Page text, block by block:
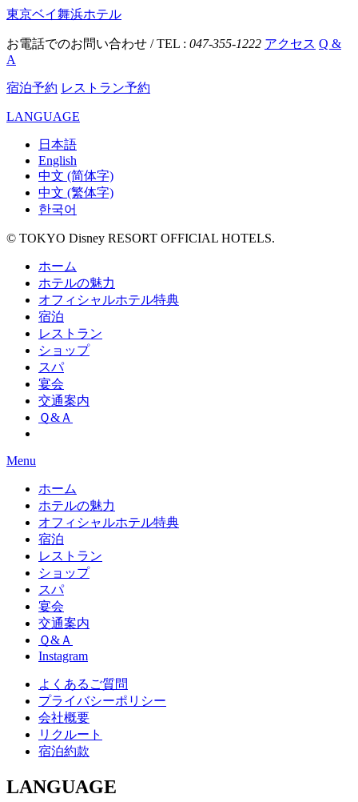
東京ベイ舞浜ホテル
お電話でのお問い合わせ / TEL : 047-355-1222 アクセス Q &
A
宿泊予約 レストラン予約
LANGUAGE
日本語
English
中文 (简体字)
中文 (繁体字)
한국어
© TOKYO Disney RESORT OFFICIAL HOTELS.
ホーム
ホテルの魅力
オフィシャルホテル特典
宿泊
レストラン
ショップ
スパ
宴会
交通案内
Ｑ&Ａ
Menu
ホーム
ホテルの魅力
オフィシャルホテル特典
宿泊
レストラン
ショップ
スパ
宴会
交通案内
Ｑ&Ａ
Instagram
よくあるご質問
プライバシーポリシー
会社概要
リクルート
宿泊約款
LANGUAGE